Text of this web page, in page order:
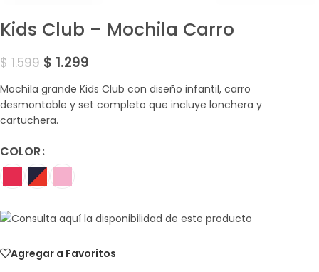
Kids Club – Mochila Carro
$1.599 $ 1.299
Mochila grande Kids Club con diseño infantil, carro
desmontable y set completo que incluye lonchera y
cartuchera.
COLOR
Agregar a Favoritos